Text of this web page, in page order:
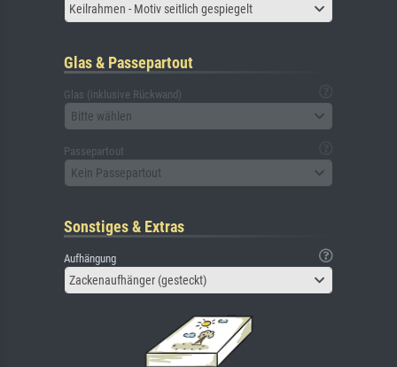
Keilrahmen - Motiv seitlich gespiegelt
Glas & Passepartout
Glas (inklusive Rückwand)
Bitte wählen
Passepartout
Kein Passepartout
Sonstiges & Extras
Aufhängung
Zackenaufhänger (gesteckt)